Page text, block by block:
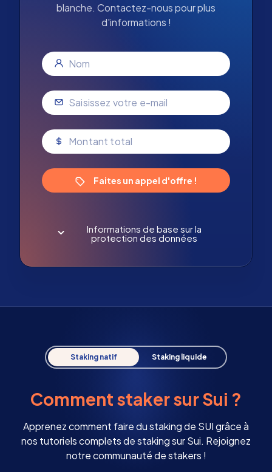
blanche. Contactez-nous pour plus
d'informations !
Faites un appel d'offre !
Informations de base sur la
protection des données
Staking natif Staking liquide
Comment staker sur Sui ?
Apprenez comment faire du staking de SUI grâce à
nos tutoriels complets de staking sur Sui. Rejoignez
notre communauté de stakers !